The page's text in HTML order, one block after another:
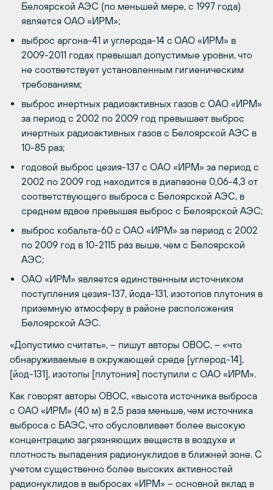
Белоярской АЭС (по меньшей мере, с 1997 года)
является ОАО «ИРМ»;
выброс аргона-41 и углерода-14 c ОАО «ИРМ» в
2009-2011 годах превышал допустимые уровни, что
не соответствует установленным гигиеническим
требованиям;
выброс инертных радиоактивных газов с ОАО «ИРМ»
за период с 2002 по 2009 год превышает выброс
инертных радиоактивных газов с Белоярской АЭС в
10-85 раз;
годовой выброс цезия-137 с ОАО «ИРМ» за период с
2002 по 2009 год находится в диапазоне 0,06-4,3 от
соответствующего выброса с Белоярской АЭС, в
среднем вдвое превышая выброс с Белоярской АЭС;
выброс кобальта-60 с ОАО «ИРМ» за период с 2002
по 2009 год в 10-2115 раз выше, чем с Белоярской
АЭС;
ОАО «ИРМ» является единственным источником
поступления цезия-137, йода-131, изотопов плутония в
приземную атмосферу в районе расположения
Белоярской АЭС.
«Допустимо считать», – пишут авторы ОВОС, – «что
обнаруживаемые в окружающей среде [углерод-14],
[йод-131], изотопы [плутония] поступили с ОАО «ИРМ».
Как говорят авторы ОВОС, «высота источника выброса
с ОАО «ИРМ» (40 м) в 2,5 раза меньше, чем источника
выброса с БАЭС, что обусловливает более высокую
концентрацию загрязняющих веществ в воздухе и
плотность выпадения радионуклидов в ближней зоне. С
учетом существенно более высоких активностей
радионуклидов в выбросах «ИРМ» – основной вклад в